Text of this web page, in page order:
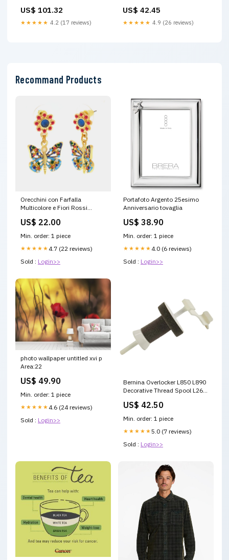
US$ 101.32
★★★★★ 4.2 (17 reviews)
US$ 42.45
★★★★★ 4.9 (26 reviews)
Recommand Products
Orecchini con Farfalla
Multicolore e Fiori Rossi
US$ 22.00
Min. order: 1 piece
★★★★★ 4.7 (22 reviews)
Sold : Login>>
Portafoto Argento 25esimo
Anniversario tovaglia
US$ 38.90
Min. order: 1 piece
★★★★★ 4.0 (6 reviews)
Sold : Login>>
photo wallpaper untitled xvi p
Area:22
US$ 49.90
Min. order: 1 piece
★★★★★ 4.6 (24 reviews)
Sold : Login>>
Bernina Overlocker L850 L890
Decorative Thread Spool L26
bobbin-cases
US$ 42.50
Min. order: 1 piece
★★★★★5.0 (7 reviews)
Sold : Login>>